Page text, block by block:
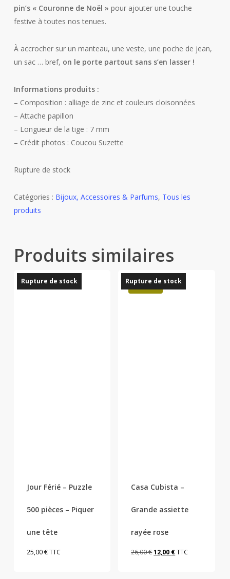
pin’s « Couronne de Noël » pour ajouter une touche
festive à toutes nos tenues.
À accrocher sur un manteau, une veste, une poche de jean,
un sac … bref, on le porte partout sans s’en lasser !
Informations produits :
– Composition : alliage de zinc et couleurs cloisonnées
– Attache papillon
– Longueur de la tige : 7 mm
– Crédit photos : Coucou Suzette
Rupture de stock
Catégories : Bijoux, Accessoires & Parfums, Tous les
produits
Produits similaires
Rupture de stock
Jour Férié – Puzzle
500 pièces – Piquer
une tête
25,00€TTC
Rupture de stock
Promo !
Casa Cubista –
Grande assiette
rayée rose
26,00€Le
12,00 €Le
TTC